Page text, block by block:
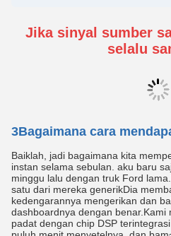
Jika sinyal sumber
selalu
3Bagaimana cara
Baiklah, jadi bagaimana kita
instan selama sebulan. aku baru
minggu lalu dengan truk Ford
satu dari mereka generikDia
kedengarannya mengerikan dan
dashboardnya dengan benar.Kami
padat dengan chip DSP